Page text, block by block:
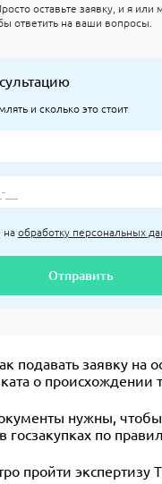
оставьте заявку, и я или
ответить на ваши вопросы.
и сколько это стоит
наобработку персональных
Отправить
подавать заявку на
о происхождении
нужны,
госзакупках по
пройти экспертизу